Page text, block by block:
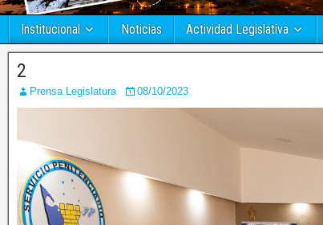
Institucional Noticias Actividad Legislativa
2
Prensa Legislatura 08/10/2023